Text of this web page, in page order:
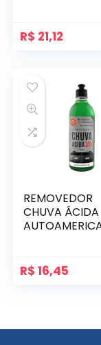
R$ 21,12
REMOVEDOR
CHUVA ÁCIDA
R$ 16,45